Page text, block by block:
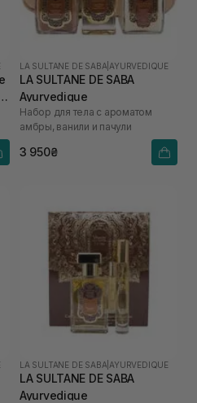
LA SULTANE DE SABA AYURVEDIQUE
LA SULTANE DE SABA
Ayurvedique
Набор для тела с ароматом
амбры, ванили и пачули
3 950₴
LA SULTANE DE SABA AYURVEDIQUE
LA SULTANE DE SABA
Ayurvedique